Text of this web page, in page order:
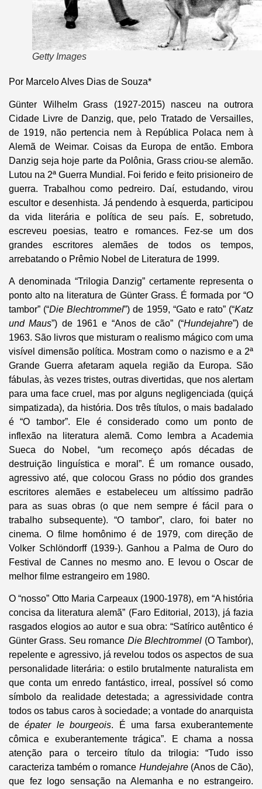
Getty Images
Por Marcelo Alves Dias de Souza*
Günter Wilhelm Grass (1927-2015) nasceu na outrora
Cidade Livre de Danzig, que, pelo Tratado de Versailles,
de 1919, não pertencia nem à República Polaca nem à
Alemã de Weimar. Coisas da Europa de então. Embora
Danzig seja hoje parte da Polônia, Grass criou-se alemão.
Lutou na 2ª Guerra Mundial. Foi ferido e feito prisioneiro de
guerra. Trabalhou como pedreiro. Daí, estudando, virou
escultor e desenhista. Já pendendo à esquerda, participou
da vida literária e política de seu país. E, sobretudo,
escreveu poesias, teatro e romances. Fez-se um dos
grandes escritores alemães de todos os tempos,
arrebatando o Prêmio Nobel de Literatura de 1999.
A denominada “Trilogia Danzig” certamente representa o
ponto alto na literatura de Günter Grass. É formada por “O
tambor” (“Die Blechtrommel”) de 1959, “Gato e rato” (“Katz
und Maus”) de 1961 e “Anos de cão” (“Hundejahre”) de
1963. São livros que misturam o realismo mágico com uma
visível dimensão política. Mostram como o nazismo e a 2ª
Grande Guerra afetaram aquela região da Europa. São
fábulas, às vezes tristes, outras divertidas, que nos alertam
para uma face cruel, mas por alguns negligenciada (quiçá
simpatizada), da história. Dos três títulos, o mais badalado
é “O tambor”. Ele é considerado como um ponto de
inflexão na literatura alemã. Como lembra a Academia
Sueca do Nobel, “um recomeço após décadas de
destruição linguística e moral”. É um romance ousado,
agressivo até, que colocou Grass no pódio dos grandes
escritores alemães e estabeleceu um altíssimo padrão
para as suas obras (o que nem sempre é fácil para o
trabalho subsequente). “O tambor”, claro, foi bater no
cinema. O filme homônimo é de 1979, com direção de
Volker Schlöndorff (1939-). Ganhou a Palma de Ouro do
Festival de Cannes no mesmo ano. E levou o Oscar de
melhor filme estrangeiro em 1980.
O “nosso” Otto Maria Carpeaux (1900-1978), em “A história
concisa da literatura alemã” (Faro Editorial, 2013), já fazia
rasgados elogios ao autor e sua obra: “Satírico autêntico é
Günter Grass. Seu romance Die Blechtrommel (O Tambor),
repelente e agressivo, já revelou todos os aspectos de sua
personalidade literária: o estilo brutalmente naturalista em
que conta um enredo fantástico, irreal, possível só como
símbolo da realidade detestada; a agressividade contra
todos os tabus caros à sociedade; a vontade do anarquista
deépater le bourgeois. É uma farsa exuberantemente
cômica e exuberantemente trágica”. E chama a nossa
atenção para o terceiro título da trilogia: “Tudo isso
caracteriza também o romance Hundejahre(Anos de Cão),
que fez logo sensação na Alemanha e no estrangeiro.